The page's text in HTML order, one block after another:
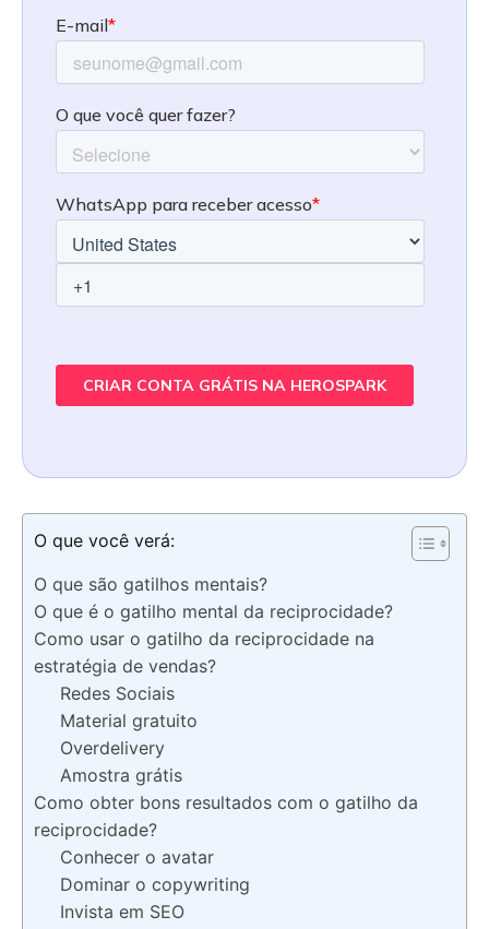
O que você verá:
O que são gatilhos mentais?
O que é o gatilho mental da reciprocidade?
Como usar o gatilho da reciprocidade na
estratégia de vendas?
Redes Sociais
Material gratuito
Overdelivery
Amostra grátis
Como obter bons resultados com o gatilho da
reciprocidade?
Conhecer o avatar
Dominar o copywriting
Invista em SEO